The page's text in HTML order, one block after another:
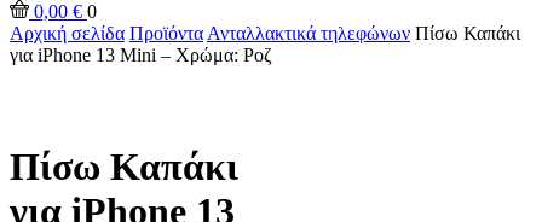
0,00 € 0
Αρχική σελίδα Προϊόντα Ανταλλακτικά τηλεφώνων Πίσω Καπάκι
για iPhone 13 Mini – Χρώμα: Ροζ
Πίσω Καπάκι
για iPhone 13